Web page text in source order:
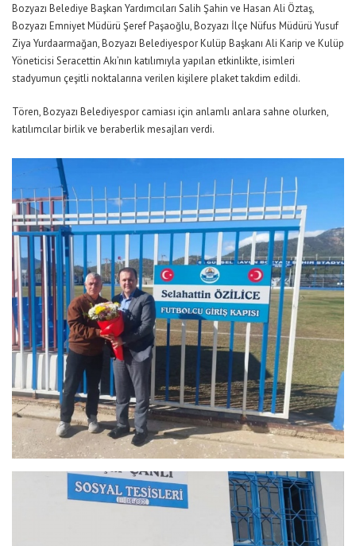
Bozyazı Belediye Başkan Yardımcıları Salih Şahin ve Hasan Ali Öztaş,
Bozyazı Emniyet Müdürü Şeref Paşaoğlu, Bozyazı İlçe Nüfus Müdürü Yusuf
Ziya Yurdaarmağan, Bozyazı Belediyespor Kulüp Başkanı Ali Karip ve Kulüp
Yöneticisi Seracettin Akı’nın katılımıyla yapılan etkinlikte, isimleri
stadyumun çeşitli noktalarına verilen kişilere plaket takdim edildi.
Tören, Bozyazı Belediyespor camiası için anlamlı anlara sahne olurken,
katılımcılar birlik ve beraberlik mesajları verdi.